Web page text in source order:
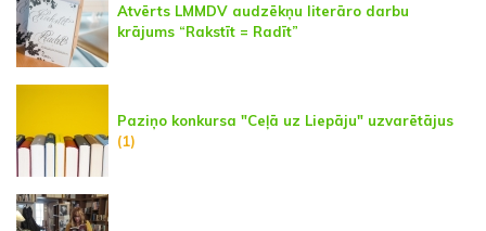
Atvērts LMMDV audzēkņu literāro darbu
krājums “Rakstīt = Radīt”
Paziņo konkursa "Ceļā uz Liepāju" uzvarētājus
(1)